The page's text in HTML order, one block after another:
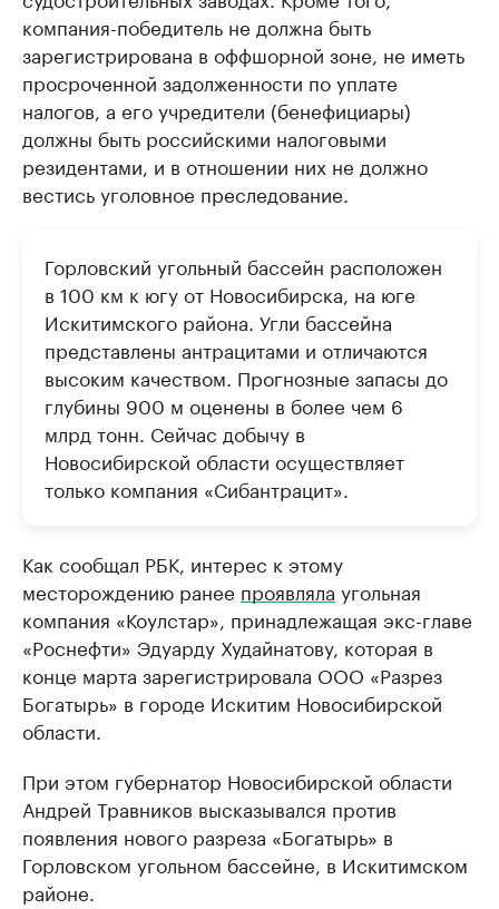
компания-победитель не должна быть
зарегистрирована в оффшорной зоне, не иметь
просроченной задолженности по уплате
налогов, а его учредители (бенефициары)
должны быть российскими налоговыми
резидентами, и в отношении них не должно
вестись уголовное преследование.
Горловский угольный бассейн расположен
в 100 км к югу от Новосибирска, на юге
Искитимского района. Угли бассейна
представлены антрацитами и отличаются
высоким качеством. Прогнозные запасы до
глубины 900 м оценены в более чем 6
млрд тонн. Сейчас добычу в
Новосибирской области осуществляет
только компания «Сибантрацит».
Как сообщал РБК, интерес к этому
месторождению ранее проявляла угольная
компания «Коулстар», принадлежащая экс-главе
«Роснефти» Эдуарду Худайнатову, которая в
конце марта зарегистрировала ООО «Разрез
Богатырь» в городе Искитим Новосибирской
области.
При этом губернатор Новосибирской области
Андрей Травников высказывался против
появления нового разреза «Богатырь» в
Горловском угольном бассейне, в Искитимском
районе.